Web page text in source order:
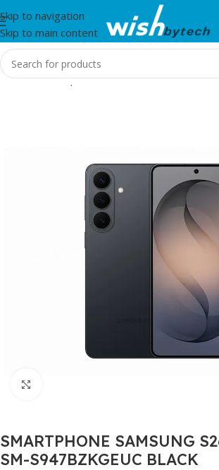
Skip to navigation
Skip to main content
Home/Smartphones
SMARTPHONE SAMSUNG
SM-S947BZKGEUC BLACK